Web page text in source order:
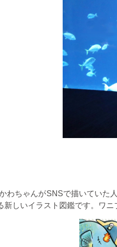
わちゃんがSNSで描いていた
新しいイラスト図鑑です。ワニ